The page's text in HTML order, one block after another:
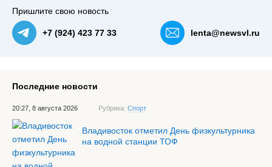
Пришлите свою новость
+7 (924) 423 77 33 lenta@newsvl.ru
Последние новости
20:27, 8 августа 2026 Рубрика: Спорт
Владивосток отметил День физкультурника
на водной станции ТОФ